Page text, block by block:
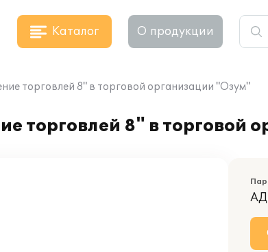
Каталог О продукции
торговлей 8" в торговой организации "Озум"
торговлей 8" в торговой